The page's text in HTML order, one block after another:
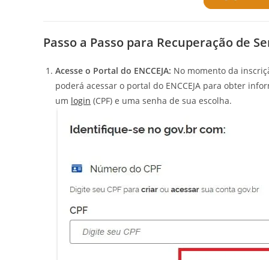
Passo a Passo para Recuperação de
Acesse o Portal do ENCCEJA: No momento da
poderá acessar o portal do ENCCEJA para obter
um login (CPF) e uma senha de sua escolha.